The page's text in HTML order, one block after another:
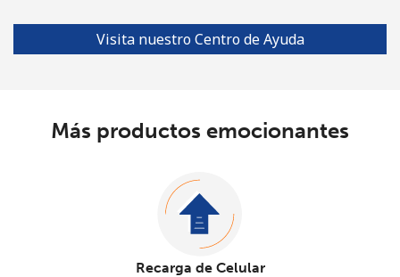
Visita nuestro Centro de Ayuda
Más productos emocionantes
Recarga de Celular